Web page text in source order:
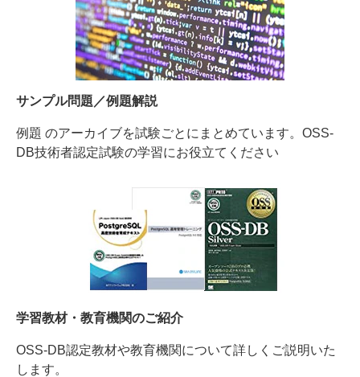
サンプル問題／例題解説
例題 のアーカイブを試験ごとにまとめています。OSS-
DB技術者認定試験の学習にお役立てください
学習教材・教育機関のご紹介
OSS-DB認定教材や教育機関について詳しくご説明いた
します。